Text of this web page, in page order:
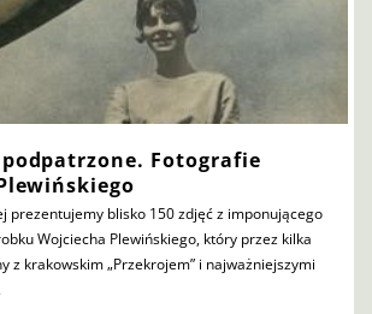
Fotografie
prezentujemy blisko 150 zdjęć z imponującego
Wojciecha Plewińskiego, który przez kilka
z krakowskim „Przekrojem” i najważniejszymi